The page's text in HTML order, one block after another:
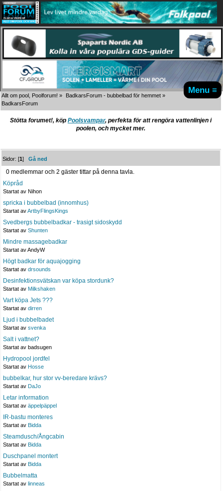
Menu ≡
Allt om pool, Poolforum! » BadkarsForum - bubbelbad för hemmet »
BadkarsForum
Stötta forumet!, köp Poolsvampar, perfekta för att rengöra vattenlinjen i
poolen, och mycket mer.
Sidor: [1]Gå ned
0 medlemmar och 2 gäster tittar på denna tavla.
Köpråd
Startat av Nihon
spricka i bubbelbad (innomhus)
Startat avArtbyFlingsKings
Svedbergs bubbelbadkar - trasigt sidoskydd
Startat av Shunten
Mindre massagebadkar
Startat av AndyW
Högt badkar för aquajogging
Startat av drsounds
Desinfektionsvätskan var köpa stordunk?
Startat av Milkshaken
Vart köpa Jets ???
Startat av dirren
Ljud i bubbelbadet
Startat av svenka
Salt i vattnet?
Startat av badsugen
Hydropool jordfel
Startat av Hosse
bubbelkar, hur stor vv-beredare krävs?
Startat av DaJo
Letar information
Startat av äppelpäppel
IR-bastu monteres
Startat av Bidda
Steamdusch/Ångcabin
Startat av Bidda
Duschpanel montert
Startat av Bidda
Bubbelmatta
Startat av linneas